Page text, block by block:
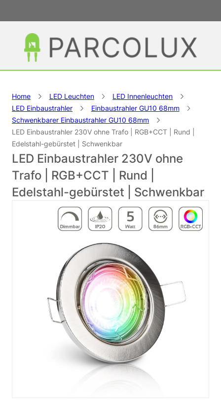
Home LED Leuchten
LED Innenleuchten
LED Einbaustrahler
Einbaustrahler GU10 68mm
Schwenkbarer Einbaustrahler GU10 68mm
LED Einbaustrahler 230V ohne Trafo | RGB+CCT | Rund |
Edelstahl-gebürstet | Schwenkbar
LED Einbaustrahler 230V ohne
Trafo | RGB+CCT | Rund |
Edelstahl-gebürstet | Schwenkbar